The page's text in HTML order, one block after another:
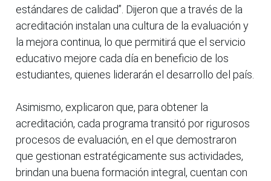
estándares de calidad”. Dijeron que a través de la
acreditación instalan una cultura de la evaluación y
la mejora continua, lo que permitirá que el servicio
educativo mejore cada día en beneficio de los
estudiantes, quienes liderarán el desarrollo del país.
Asimismo, explicaron que, para obtener la
acreditación, cada programa transitó por rigurosos
procesos de evaluación, en el que demostraron
que gestionan estratégicamente sus actividades,
brindan una buena formación integral, cuentan con